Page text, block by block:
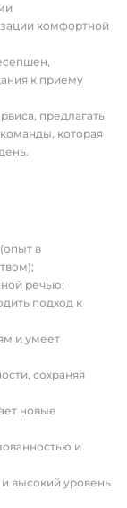
комфортной
к приему
предлагать
которая
в
речью;
подход к
и умеет
сохраняя
новые
и
высокий уровень